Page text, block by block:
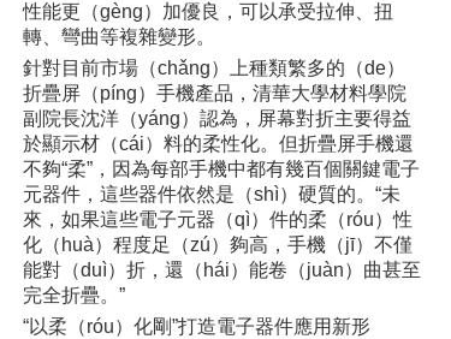
性能更（gèng）加優良，可以承受拉伸、扭
轉、彎曲等複雜變形。
針對目前市場（chǎng）上種類繁多的（de）
折疊屏（píng）手機產品，清華大學材料學院
副院長沈洋（yáng）認為，屏幕對折主要得益
於顯示材（cái）料的柔性化。但折疊屏手機還
不夠“柔”，因為每部手機中都有幾百個關鍵電子
元器件，這些器件依然是（shì）硬質的。“未
來，如果這些電子元器（qì）件的柔（róu）性
化（huà）程度足（zú）夠高，手機（jī）不僅
能對（duì）折，還（hái）能卷（juàn）曲甚至
完全折疊。”
“以柔（róu）化剛”打造電子器件應用新形